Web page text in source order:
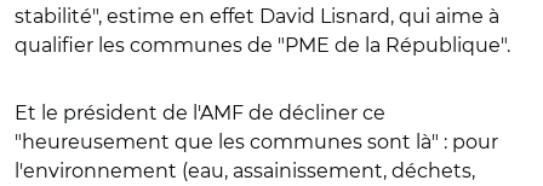
stabilité", estime en effet David Lisnard, qui aime à
qualifier les communes de "PME de la République".
Et le président de l'AMF de décliner ce
"heureusement que les communes sont là" : pour
l'environnement (eau, assainissement, déchets,